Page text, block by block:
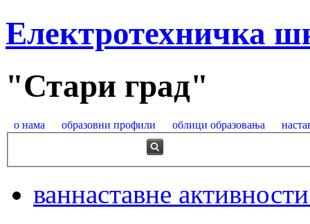
Електротехничка
"Стари град"
о нама образовни профили облици образовања
ваннаставне